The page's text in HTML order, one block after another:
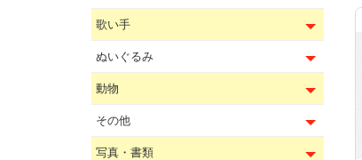
歌い手
ぬいぐるみ
動物
その他
写真・書類